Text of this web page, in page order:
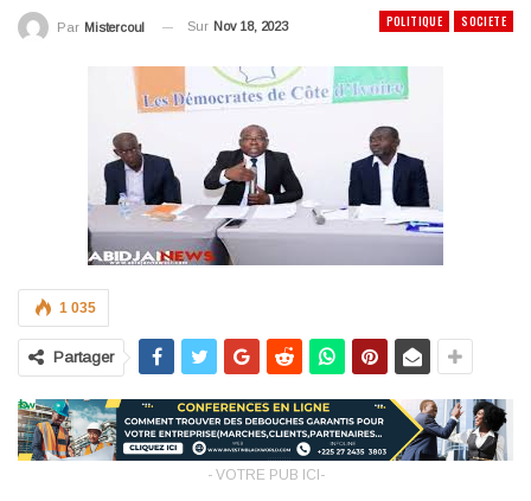
POLITIQUE SOCIETE
Par Mistercoul Sur Nov 18, 2023
1 035
Partager
- VOTRE PUB ICI-